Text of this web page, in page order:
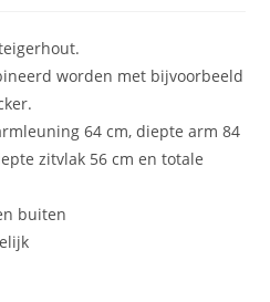
worden met bijvoorbeeld
64 cm, diepte arm 84
zitvlak 56 cm en totale
buiten